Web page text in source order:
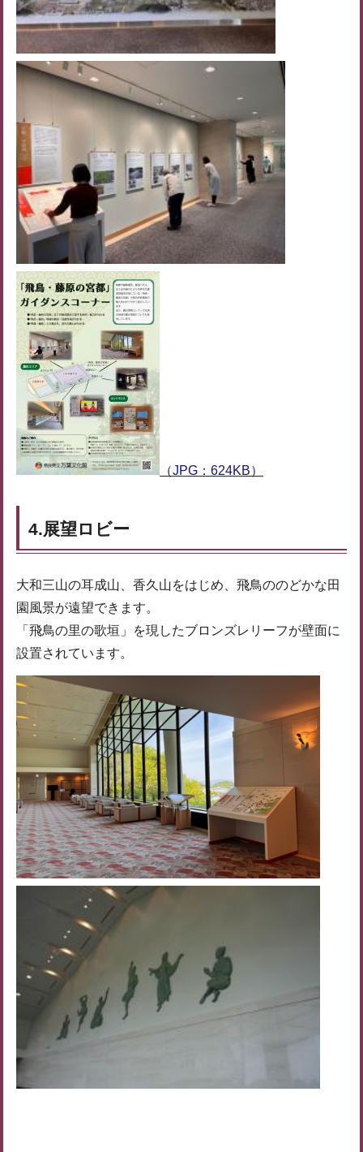
（JPG：624KB）
4.展望ロビー
大和三山の耳成山、香久山をはじめ、飛鳥ののどかな田
園風景が遠望できます。
「飛鳥の里の歌垣」を現したブロンズレリーフが壁面に
設置されています。